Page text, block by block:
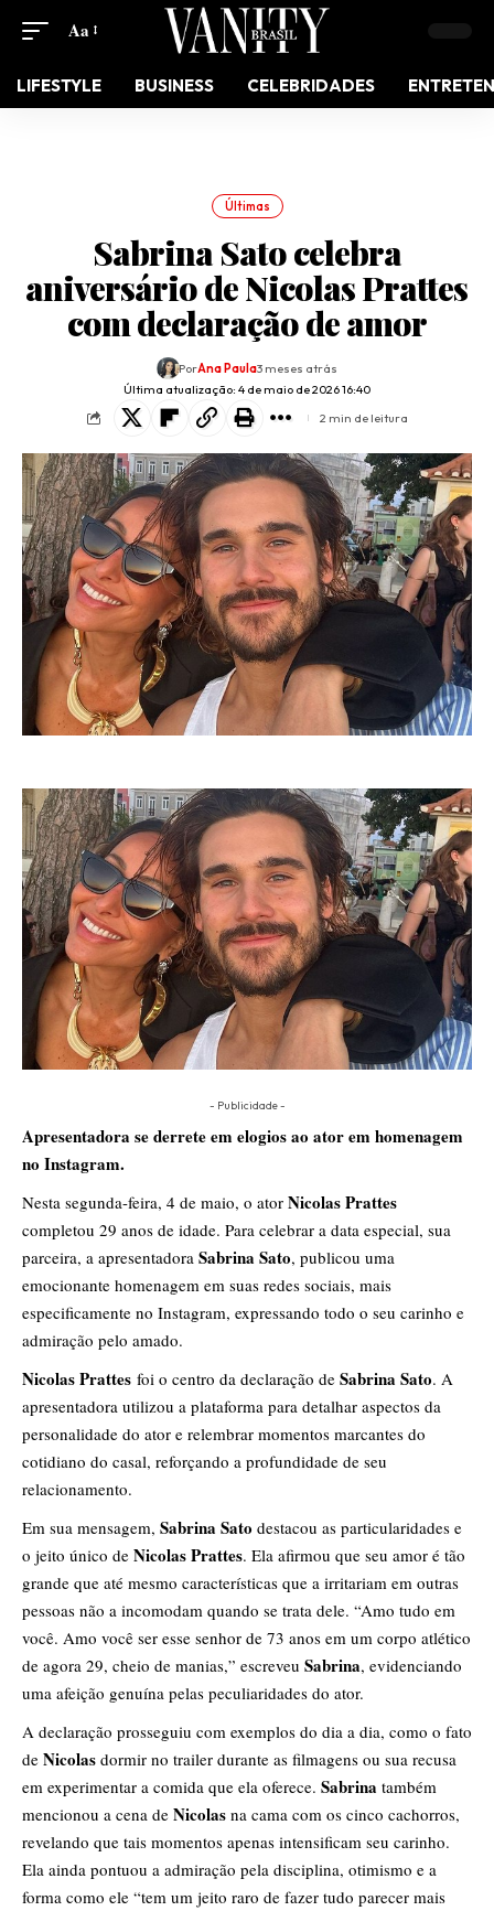
Aa
LIFESTYLE BUSINESS CELEBRIDADES
Últimas
Sabrina Sato celebra
aniversário de Nicolas Prattes
com declaração de amor
Última atualização: 4 de maio de 2026 16:40
PorAna Paula3 meses atrás
2 min de leitura
- Publicidade -
Apresentadora se derrete em elogios ao ator em homenagem
no Instagram.
Nesta segunda-feira, 4 de maio, o ator Nicolas Prattes
completou 29 anos de idade. Para celebrar a data especial, sua
parceira, a apresentadora Sabrina Sato, publicou uma
emocionante homenagem em suas redes sociais, mais
especificamente no Instagram, expressando todo o seu carinho e
admiração pelo amado.
Nicolas Prattes foi o centro da declaração de Sabrina Sato. A
apresentadora utilizou a plataforma para detalhar aspectos da
personalidade do ator e relembrar momentos marcantes do
cotidiano do casal, reforçando a profundidade de seu
relacionamento.
Em sua mensagem, Sabrina Sato destacou as particularidades e
o jeito único de Nicolas Prattes. Ela afirmou que seu amor é tão
grande que até mesmo características que a irritariam em outras
pessoas não a incomodam quando se trata dele. “Amo tudo em
você. Amo você ser esse senhor de 73 anos em um corpo atlético
de agora 29, cheio de manias,” escreveu Sabrina, evidenciando
uma afeição genuína pelas peculiaridades do ator.
A declaração prosseguiu com exemplos do dia a dia, como o fato
de Nicolas dormir no trailer durante as filmagens ou sua recusa
em experimentar a comida que ela oferece. Sabrina também
mencionou a cena de Nicolas na cama com os cinco cachorros,
revelando que tais momentos apenas intensificam seu carinho.
Ela ainda pontuou a admiração pela disciplina, otimismo e a
forma como ele “tem um jeito raro de fazer tudo parecer mais